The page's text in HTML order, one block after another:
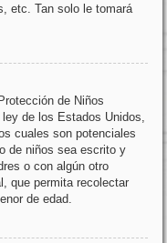
etc. Tan solo le tomará
de Niños
de los Estados Unidos,
cuales son potenciales
de niños sea escrito y
o con algún otro
que permita recolectar
de edad.